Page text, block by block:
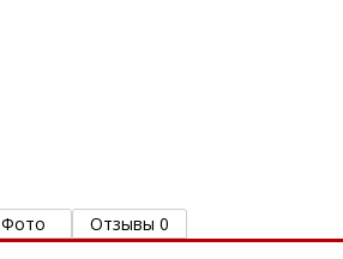
Фото Отзывы 0